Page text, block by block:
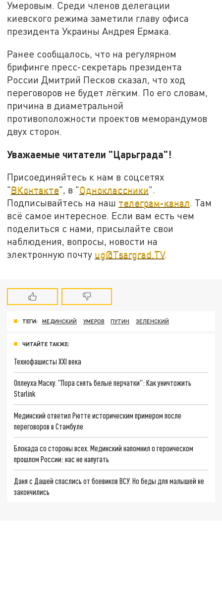
Умеровым. Среди членов делегации
киевского режима заметили главу офиса
президента Украины Андрея Ермака.
Ранее сообщалось, что на регулярном
брифинге пресс-секретарь президента
России Дмитрий Песков сказал, что ход
переговоров не будет лёгким. По его словам,
причина в диаметральной
противоположности проектов меморандумов
двух сторон.
Уважаемые читатели "Царьграда"!
Присоединяйтесь к нам в соцсетях
"ВКонтакте", в "Одноклассники".
Подписывайтесь на наш телеграм-канал. Там
всё самое интересное. Если вам есть чем
поделиться с нами, присылайте свои
наблюдения, вопросы, новости на
электронную почту ug@Tsargrad.TV.
ТЕГИ: МЕДИНСКИЙ УМЕРОВ ПУТИН ЗЕЛЕНСКИЙ
ЧИТАЙТЕ ТАКЖЕ:
Технофашисты XXI века
Оплеуха Маску. "Пора снять белые перчатки": Как уничтожить
Starlink
Мединский ответил Рютте историческим примером после
переговоров в Стамбуле
Блокада со стороны всех. Мединский напомнил о героическом
прошлом России: нас не напугать
Даня с Дашей спаслись от боевиков ВСУ. Но беды для малышей не
закончились